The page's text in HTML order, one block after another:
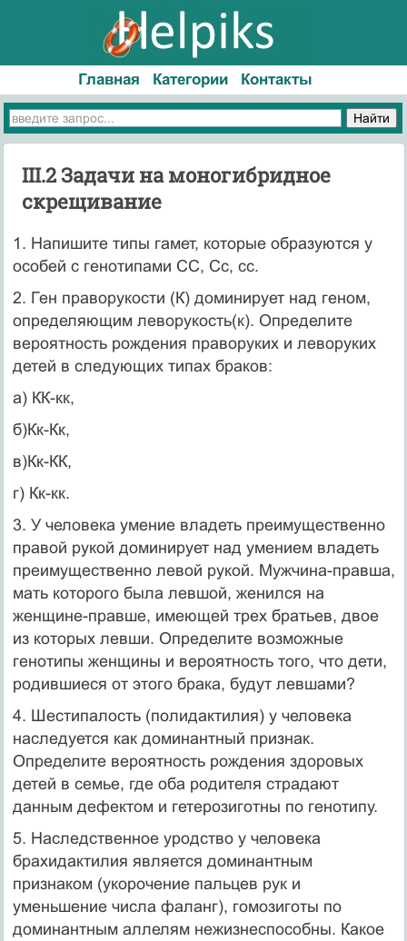
Главная Категории Контакты
III.2 Задачи на моногибридное
скрещивание
1. Напишите типы гамет, которые образуются у
особей с генотипами СС, Сс, cc.
2. Ген праворукости (К) доминирует над геном,
определяющим леворукость(к). Определите
вероятность рождения праворуких и леворуких
детей в следую­щих типах браков:
а) КК-кк,
б)Кк-Кк,
в)Кк-КК,
г) Кк-кк.
3. У человека умение владеть преимущественно
правой рукой доминирует над умением владеть
преимущественно левой рукой. Мужчина-правша,
мать ко­торого была левшой, женился на
женщине-правше, имеющей трех братьев, двое
из которых левши. Определите возможные
генотипы женщины и веро­ятность того, что дети,
родившиеся от этого брака, будут левшами?
4. Шестипалость (полидактилия) у человека
наследуется как доминантный признак.
Определите вероятность рождения здоровых
детей в семье, где оба родителя страдают
данным дефектом и гетерозиготны по генотипу.
5. Наследственное уродство у человека
брахидактилия является доминантным
признаком (укорочение пальцев рук и
уменьшение числа фаланг), гомозиготы по
доминантным аллелям нежизнеспособны. Какое